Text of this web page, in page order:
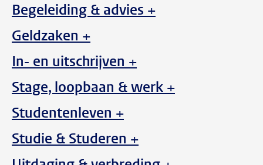
Begeleiding & advies +
Geldzaken +
In- en uitschrijven +
Stage, loopbaan & werk +
Studentenleven +
Studie & Studeren +